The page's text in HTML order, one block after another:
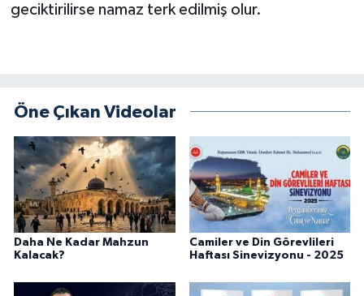
geciktirilirse namaz terk edilmiş olur.
Öne Çıkan Videolar
Daha Ne Kadar Mahzun
Kalacak?
Camiler ve Din Görevlileri
Haftası Sinevizyonu - 2025
Bursa Müftülüğü
Çanakkale Müftülüğü
Çankırı Müftülüğü
Çorum Müftülüğü
Denizli Müftülüğü
Duyurular
Podcast
Bilim, Teknoloji
Biyografiler
Diyanet TV